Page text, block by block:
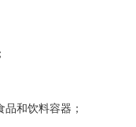
和饮料容器；